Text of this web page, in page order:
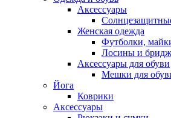
Аксессуары
Женская одежда
Футболки,
Лосины и
Аксессуары для обуви
Мешки для
Йога
Коврики
Аксессуары